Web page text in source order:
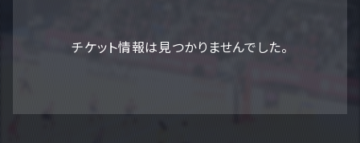
チケット情報は見つかりませんでした。